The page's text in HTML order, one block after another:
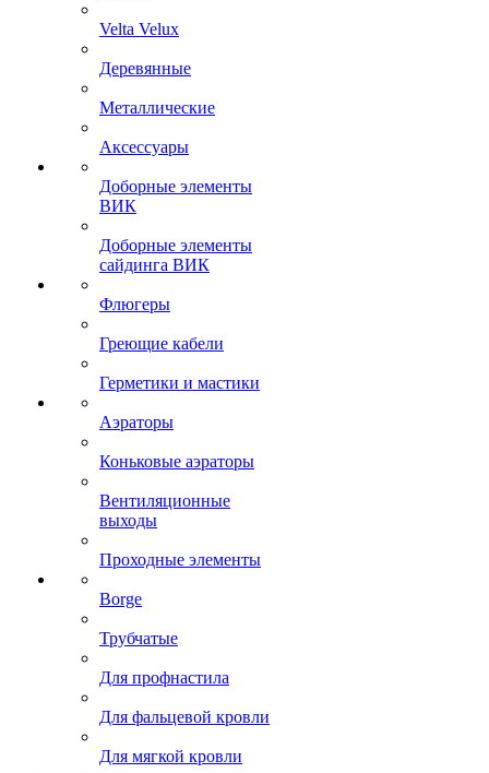
Velta Velux
Деревянные
Металлические
Аксессуары
Доборные элементы
ВИК
Доборные элементы
сайдинга ВИК
Флюгеры
Греющие кабели
Герметики и мастики
Аэраторы
Коньковые аэраторы
Вентиляционные
выходы
Проходные элементы
Borge
Трубчатые
Для профнастила
Для фальцевой кровли
Для мягкой кровли